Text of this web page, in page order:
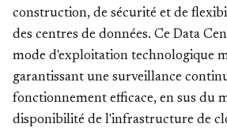
construction, de sécurité et de
des centres de données. Ce Data
mode d'exploitation technologique
garantissant une surveillance
fonctionnement efficace, en sus du
disponibilité de l'infrastructure de